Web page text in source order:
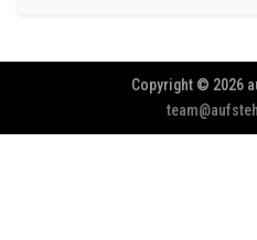
Copyright © 2026